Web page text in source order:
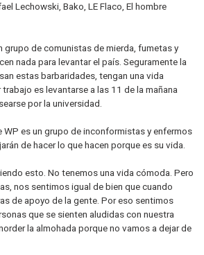
Lechowski, Bako, LE Flaco, El hombre
grupo de comunistas de mierda, fumetas y
nada para levantar el país. Seguramente la
estas barbaridades, tengan una vida
es levantarse a las 11 de la mañana
por la universidad.
WP es un grupo de inconformistas y enfermos
de hacer lo que hacen porque es su vida.
esto. No tenemos una vida cómoda. Pero
nos sentimos igual de bien que cuando
de apoyo de la gente. Por eso sentimos
que se sienten aludidas con nuestra
la almohada porque no vamos a dejar de